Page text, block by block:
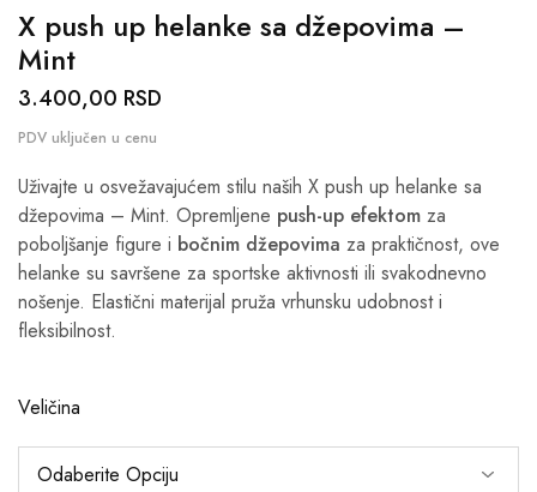
X push up helanke sa džepovima –
Mint
3.400,00 RSD
Uživajte u osvežavajućem stilu naših X push up helanke sa
džepovima – Mint. Opremljene push-up efektom za
poboljšanje figure i bočnim džepovima za praktičnost, ove
helanke su savršene za sportske aktivnosti ili svakodnevno
nošenje. Elastični materijal pruža vrhunsku udobnost i
fleksibilnost.
Veličina